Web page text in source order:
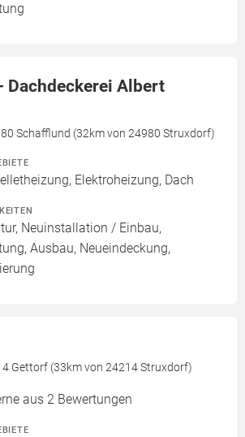
Dachdeckerei Albert
Schafflund (32km von 24980 Struxdorf)
Elektroheizung, Dach
Neuinstallation / Einbau,
Ausbau, Neueindeckung,
Gettorf (33km von 24214 Struxdorf)
aus 2 Bewertungen